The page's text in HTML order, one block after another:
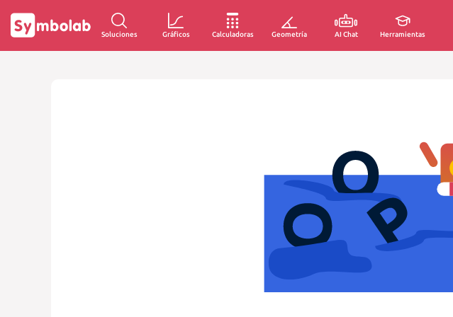
Soluciones Gráficos Calculadoras Geometría AI Chat Herramientas